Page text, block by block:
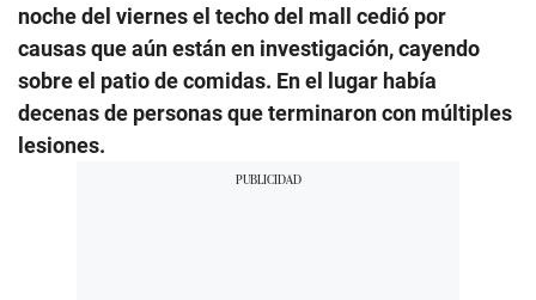
noche del viernes el techo del mall cedió por
causas que aún están en investigación, cayendo
sobre el patio de comidas. En el lugar había
decenas de personas que terminaron con múltiples
lesiones.